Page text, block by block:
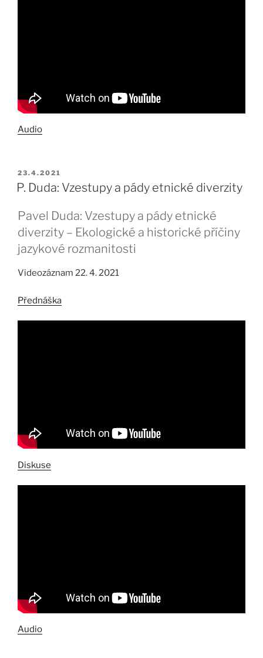
Audio
PUBLIKOVÁNO
23.4.2021
P. Duda: Vzestupy a pády etnické diverzity
Pavel Duda: Vzestupy a pády etnické
diverzity – Ekologické a historické příčiny
jazykové rozmanitosti
Videozáznam 22. 4. 2021
Přednáška
Diskuse
Audio